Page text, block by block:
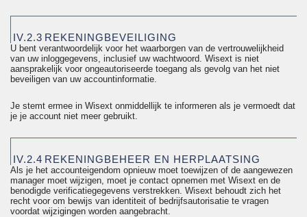
IV.2.3 REKENINGBEVEILIGING
U bent verantwoordelijk voor het waarborgen van de vertrouwelijkheid
van uw inloggegevens, inclusief uw wachtwoord. Wisext is niet
aansprakelijk voor ongeautoriseerde toegang als gevolg van het niet
beveiligen van uw accountinformatie.
Je stemt ermee in Wisext onmiddellijk te informeren als je vermoedt dat
je je account niet meer gebruikt.
IV.2.4 REKENINGBEHEER EN HERPLAATSING
Als je het accounteigendom opnieuw moet toewijzen of de aangewezen
manager moet wijzigen, moet je contact opnemen met Wisext en de
benodigde verificatiegegevens verstrekken. Wisext behoudt zich het
recht voor om bewijs van identiteit of bedrijfsautorisatie te vragen
voordat wijzigingen worden aangebracht.